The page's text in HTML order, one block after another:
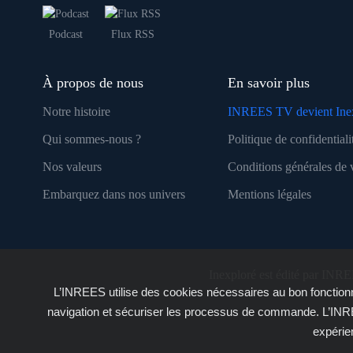
Podcast Flux RSS
À propos de nous
Notre histoire
Qui sommes-nous ?
Nos valeurs
Embarquez dans nos univers
En savoir plus
INREES TV devient
Politique de
Conditions générales de
Mentions légales
L’INREES utilise des cookies nécessaires au bon
navigation et sécuriser les processus de commande.